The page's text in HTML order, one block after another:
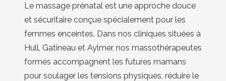
Le massage prénatal est une approche douce
et sécuritaire conçue spécialement pour les
femmes enceintes. Dans nos cliniques situées à
Hull, Gatineau et Aylmer, nos massothérapeutes
formés accompagnent les futures mamans
pour soulager les tensions physiques, réduire le